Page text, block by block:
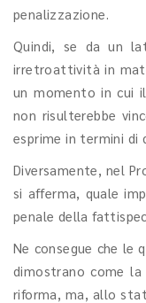
penalizzazione.
Quindi, se da un
irretroattività in
un momento in cui
non risulterebbe
esprime in termini di
Diversamente, nel
si afferma, quale
penale della
Ne consegue che le
dimostrano come
riforma, ma, allo